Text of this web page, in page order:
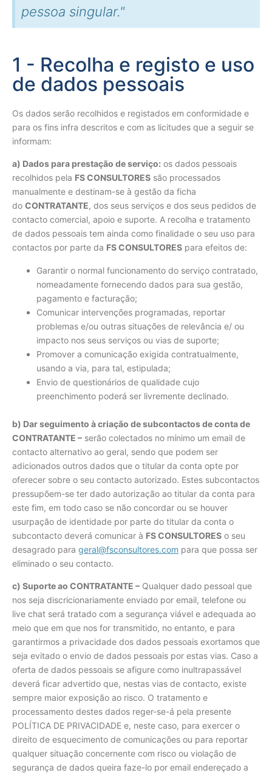
pessoa singular."
1 - Recolha e registo e uso
de dados pessoais
Os dados serão recolhidos e registados em conformidade e
para os fins infra descritos e com as licitudes que a seguir se
informam:
a) Dados para prestação de serviço: os dados pessoais
recolhidos pela FS CONSULTORES são processados
manualmente e destinam-se à gestão da ficha
do CONTRATANTE, dos seus serviços e dos seus pedidos de
contacto comercial, apoio e suporte. A recolha e tratamento
de dados pessoais tem ainda como finalidade o seu uso para
contactos por parte da FS CONSULTORES para efeitos de:
Garantir o normal funcionamento do serviço contratado,
nomeadamente fornecendo dados para sua gestão,
pagamento e facturação;
Comunicar intervenções programadas, reportar
problemas e/ou outras situações de relevância e/ ou
impacto nos seus serviços ou vias de suporte;
Promover a comunicação exigida contratualmente,
usando a via, para tal, estipulada;
Envio de questionários de qualidade cujo
preenchimento poderá ser livremente declinado.
b) Dar seguimento à criação de subcontactos de conta de
CONTRATANTE – serão colectados no mínimo um email de
contacto alternativo ao geral, sendo que podem ser
adicionados outros dados que o titular da conta opte por
oferecer sobre o seu contacto autorizado. Estes subcontactos
pressupõem-se ter dado autorização ao titular da conta para
este fim, em todo caso se não concordar ou se houver
usurpação de identidade por parte do titular da conta o
subcontacto deverá comunicar à FS CONSULTORES o seu
desagrado para geral@fsconsultores.com para que possa ser
eliminado o seu contacto.
c) Suporte ao CONTRATANTE – Qualquer dado pessoal que
nos seja discricionariamente enviado por email, telefone ou
live chat será tratado com a segurança viável e adequada ao
meio que em que nos for transmitido, no entanto, e para
garantirmos a privacidade dos dados pessoais exortamos que
seja evitado o envio de dados pessoais por estas vias. Caso a
oferta de dados pessoais se afigure como inultrapassável
deverá ficar advertido que, nestas vias de contacto, existe
sempre maior exposição ao risco. O tratamento e
processamento destes dados reger-se-á pela presente
POLÍTICA DE PRIVACIDADE e, neste caso, para exercer o
direito de esquecimento de comunicações ou para reportar
qualquer situação concernente com risco ou violação de
segurança de dados queira faze-lo por email endereçado a